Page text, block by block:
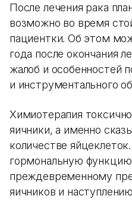
После лечения рака
возможно во время
пациентки. Об этом
года после окончания
жалоб и особенностей
и инструментального
Химиотерапия
яичники, а именно
количестве
гормональную
преждевременному
яичников и